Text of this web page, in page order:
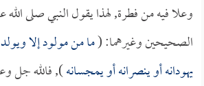
وعلا فيه من فطرة, لهذا يقول النبي صلى
الصحيحين وغيرهما: (ما من مولود إلا
يهودانه أو ينصرانه أو يمجسانه), فالله جل